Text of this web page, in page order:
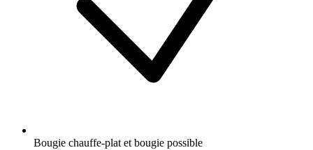
Bougie chauffe-plat et bougie possible